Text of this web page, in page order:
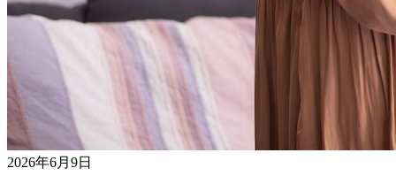
2026年6月9日